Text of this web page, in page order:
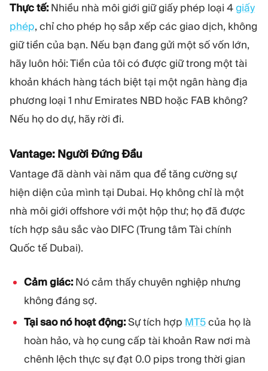
Thực tế:Nhiều nhà môi giới giữ giấy phép loại 4giấy
phép, chỉ cho phép họ sắp xếp các giao dịch, không
giữ tiền của bạn. Nếu bạn đang gửi một số vốn lớn,
hãy luôn hỏi: Tiền của tôi có được giữ trong một tài
khoản khách hàng tách biệt tại một ngân hàng địa
phương loại 1 như Emirates NBD hoặc FAB không?
Nếu họ do dự, hãy rời đi.
Vantage: Người Đứng Đầu
Vantage đã dành vài năm qua để tăng cường sự
hiện diện của mình tại Dubai. Họ không chỉ là một
nhà môi giới offshore với một hộp thư; họ đã được
tích hợp sâu sắc vào DIFC (Trung tâm Tài chính
Quốc tế Dubai).
Cảm giác:Nó cảm thấy chuyên nghiệp nhưng
không đáng sợ.
Tại sao nó hoạt động:Sự tích hợp MT5của họ là
hoàn hảo, và họ cung cấp tài khoản Raw nơi mà
chênh lệch thực sự đạt 0.0 pips trong thời gian